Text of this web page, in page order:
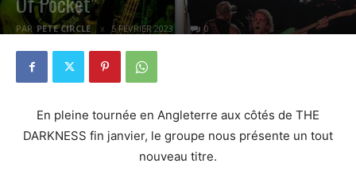
PAR PETE CIRCLE 5 FÉVRIER 2023 0
En pleine tournée en Angleterre aux côtés de THE
DARKNESS fin janvier, le groupe nous présente un tout
nouveau titre.